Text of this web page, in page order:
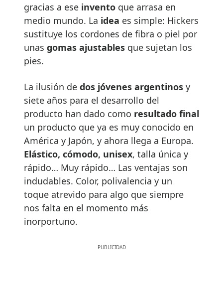
gracias a ese invento que arrasa en
medio mundo. La idea es simple: Hickers
sustituye los cordones de fibra o piel por
unas gomas ajustables que sujetan los
pies.
La ilusión de dos jóvenes argentinos y
siete años para el desarrollo del
producto han dado como resultado final
un producto que ya es muy conocido en
América y Japón, y ahora llega a Europa.
Elástico, cómodo, unisex, talla única y
rápido… Muy rápido… Las ventajas son
indudables. Color, polivalencia y un
toque atrevido para algo que siempre
nos falta en el momento más
inorportuno.